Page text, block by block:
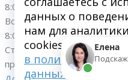
8:00 – 20:00
Воскресенье
8:00 – 20:00
Стоматологическая
права защищены.
данных о
нам для
cookies можете
в политике
данных
Елена